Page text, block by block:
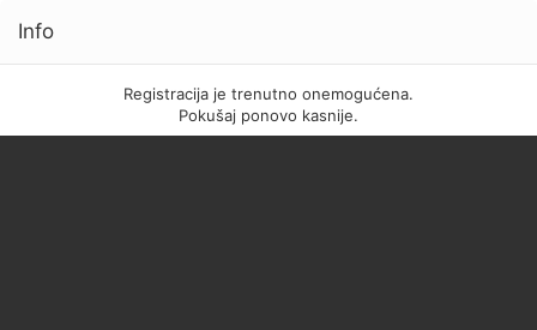
Info
Registracija je trenutno onemogućena.
Pokušaj ponovo kasnije.